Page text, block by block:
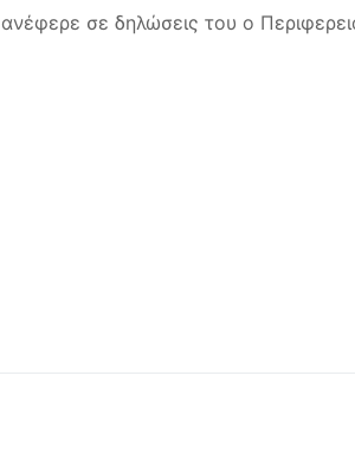
ανέφερε σε δηλώσεις του ο